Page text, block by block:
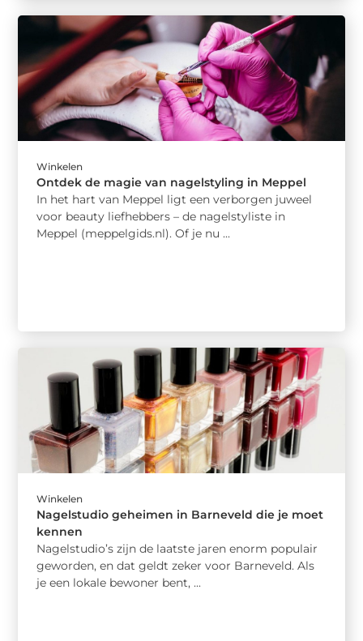
Winkelen
Ontdek de magie van nagelstyling in Meppel
In het hart van Meppel ligt een verborgen juweel
voor beauty liefhebbers – de nagelstyliste in
Meppel (meppelgids.nl). Of je nu ...
Winkelen
Nagelstudio geheimen in Barneveld die je moet
kennen
Nagelstudio’s zijn de laatste jaren enorm populair
geworden, en dat geldt zeker voor Barneveld. Als
je een lokale bewoner bent, ...